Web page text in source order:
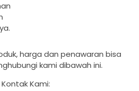
harga dan penawaran bisa
kami dibawah ini.
Kontak Kami: